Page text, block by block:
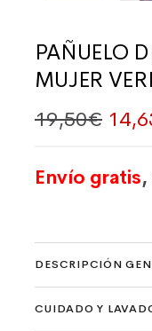
PAÑUELO
MUJER
19,50€ El
Envío gratis,
DESCRIPCIÓN
CUIDADO Y